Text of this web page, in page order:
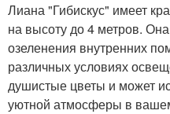
Лиана "Гибискус" имеет
на высоту до 4 метров.
озеленения внутренних
различных условиях
душистые цветы и может
уютной атмосферы в